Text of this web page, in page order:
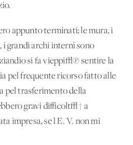
appunto terminati; le mura, i
grandi archi interni sono
si fa vieppi√π sentire la
pel frequente ricorso fatto alle
pel trasferimento della
gravi difficolt√† a
impresa, se l'E. V. non mi